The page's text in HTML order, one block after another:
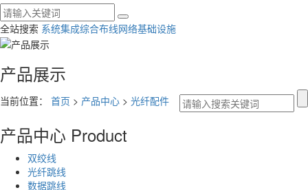
全站搜索 系统集成综合布线网络基础设施
产品展示
当前位置： 首页 > 产品中心 > 光纤配件
产品中心 Product
双绞线
光纤跳线
数据跳线